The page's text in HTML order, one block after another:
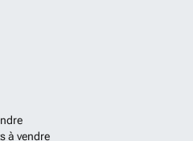
à vendre